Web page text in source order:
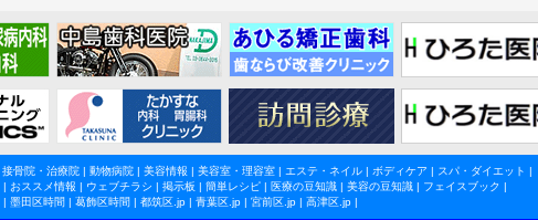
接骨院・治療院| 動物病院| 美容情報 | 美容室・理容室| エステ・ネイル| ボディケア | スパ・ダイエット |
| おススメ情報 | ウェブチラシ | 掲示板 | 簡単レシピ| 医療の豆知識| 美容の豆知識| フェイスブック |
| 墨田区時間 | 葛飾区時間 | 都筑区.jp | 青葉区.jp | 宮前区.jp | 高津区.jp |